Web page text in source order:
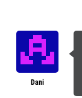
Dani